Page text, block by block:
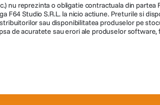
nu reprezinta o obligatie contractuala din
Studio S.R.L. la nicio actiune. Preturile si
sau disponibilitatea produselor pe
de acuratete sau erori ale produselor software,